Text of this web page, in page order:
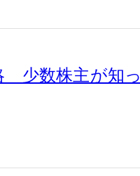
少数株主が知